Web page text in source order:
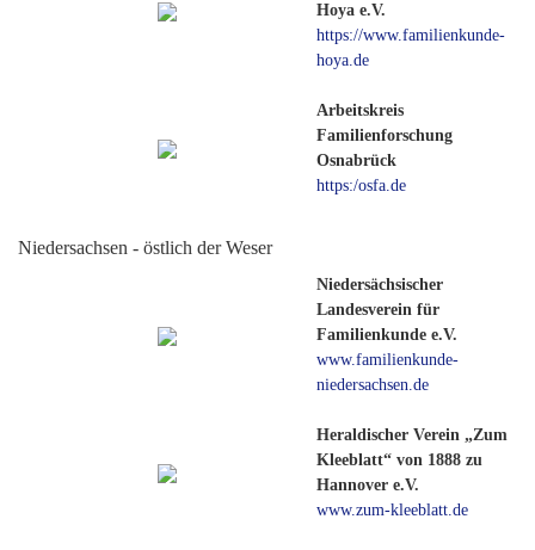
Hoya e.V.
https://www.familienkunde-
hoya.de
Arbeitskreis
Familienforschung
Osnabrück
https:/osfa.de
Niedersachsen - östlich der Weser
Niedersächsischer
Landesverein für
Familienkunde e.V.
www.familienkunde-
niedersachsen.de
Heraldischer Verein „Zum
Kleeblatt“ von 1888 zu
Hannover e.V.
www.zum-kleeblatt.de